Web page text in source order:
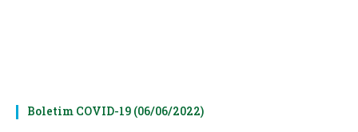
Boletim COVID-19 (06/06/2022)